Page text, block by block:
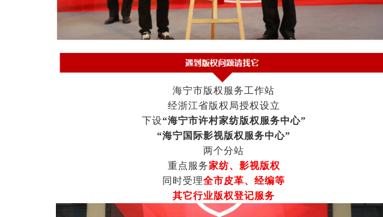
海宁市版权服务工作站
经浙江省版权局授权设立
下设“海宁市许村家纺版权服务中心”
“海宁国际影视版权服务中心”
两个分站
重点服务家纺、影视版权
同时受理全市皮革、经编等
其它行业版权登记服务